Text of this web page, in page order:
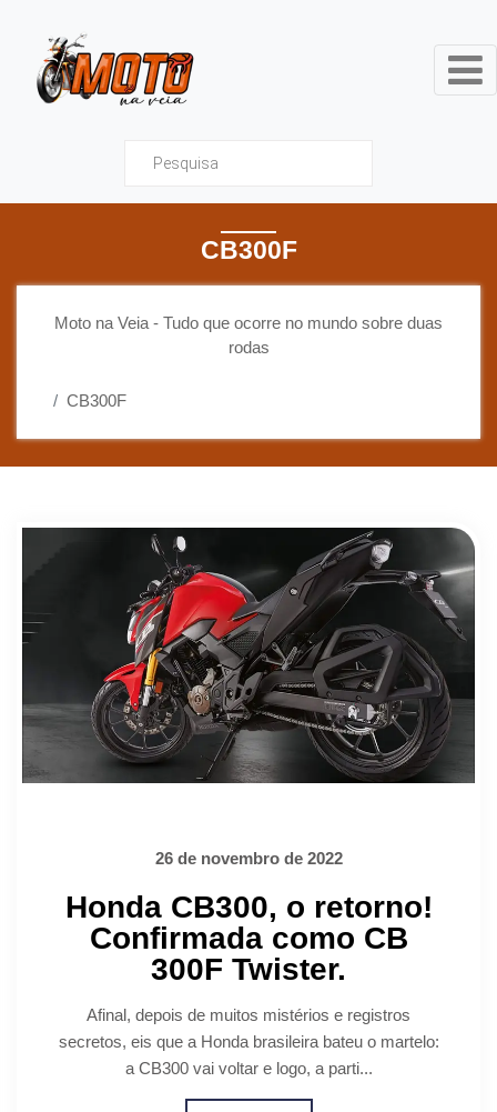
Moto na Veia - Tudo que
CB300F
Moto na Veia - Tudo que ocorre no mundo sobre duas
rodas
CB300F
26 de novembro de 2022
Honda CB300, o retorno!
Confirmada como CB
300F Twister.
Afinal, depois de muitos mistérios e registros
secretos, eis que a Honda brasileira bateu o martelo:
a CB300 vai voltar e logo, a parti...